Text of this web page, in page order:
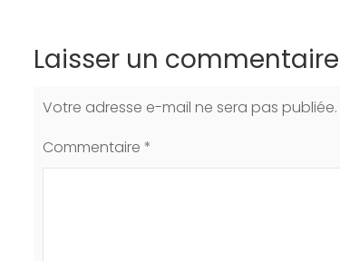
Laisser un commentaire
Votre adresse e-mail ne sera pas publiée.
Commentaire *